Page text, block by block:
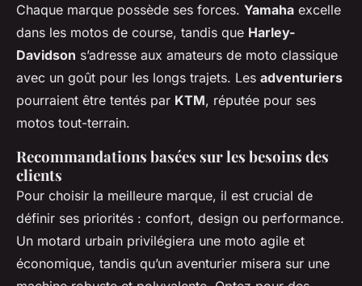
Chaque marque possède ses forces. Yamaha excelle
dans les motos de course, tandis que Harley-
Davidson s’adresse aux amateurs de moto classique
avec un goût pour les longs trajets. Les adventuriers
pourraient être tentés par KTM, réputée pour ses
motos tout-terrain.
Recommandations basées sur les besoins des
clients
Pour choisir la meilleure marque, il est crucial de
définir ses priorités : confort, design ou performance.
Un motard urbain privilégiera une moto agile et
économique, tandis qu’un aventurier misera sur une